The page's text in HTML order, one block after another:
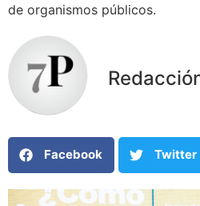
de organismos públicos.
Facebook Twitter